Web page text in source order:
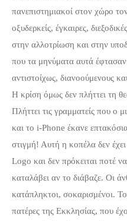
πανεπιστημιακοί στον χώρο
οξυδερκείς, έγκαιρες,
στην αλλοτρίωση και στην
που τα μηνύματα αυτά
αντιστοίχως, διανοούμενους
Η κρίση όμως δεν πλήττει τη
Πλήττει τις γραμματείς που ο
και το i-Phone έκανε
στιγμή! Αυτή η κοπέλα δεν
Logo και δεν πρόκειται ποτέ
καταλάβει αν το διάβαζε. Οι
κατάπληκτοι, σοκαρισμένοι.
πατέρες της Εκκλησίας, που